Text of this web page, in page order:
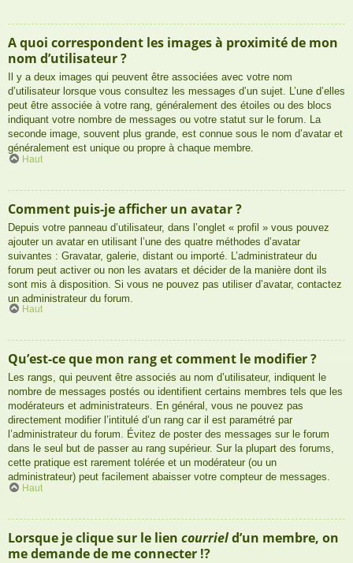
A quoi correspondent les images à proximité de mon
nom d’utilisateur ?
Il y a deux images qui peuvent être associées avec votre nom
d’utilisateur lorsque vous consultez les messages d’un sujet. L’une d’elles
peut être associée à votre rang, généralement des étoiles ou des blocs
indiquant votre nombre de messages ou votre statut sur le forum. La
seconde image, souvent plus grande, est connue sous le nom d’avatar et
généralement est unique ou propre à chaque membre.
Haut
Comment puis-je afficher un avatar ?
Depuis votre panneau d’utilisateur, dans l’onglet « profil » vous pouvez
ajouter un avatar en utilisant l’une des quatre méthodes d’avatar
suivantes : Gravatar, galerie, distant ou importé. L’administrateur du
forum peut activer ou non les avatars et décider de la manière dont ils
sont mis à disposition. Si vous ne pouvez pas utiliser d’avatar, contactez
un administrateur du forum.
Haut
Qu’est-ce que mon rang et comment le modifier ?
Les rangs, qui peuvent être associés au nom d’utilisateur, indiquent le
nombre de messages postés ou identifient certains membres tels que les
modérateurs et administrateurs. En général, vous ne pouvez pas
directement modifier l’intitulé d’un rang car il est paramétré par
l’administrateur du forum. Évitez de poster des messages sur le forum
dans le seul but de passer au rang supérieur. Sur la plupart des forums,
cette pratique est rarement tolérée et un modérateur (ou un
administrateur) peut facilement abaisser votre compteur de messages.
Haut
Lorsque je clique sur le lien courrield’un membre, on
me demande de me connecter !?